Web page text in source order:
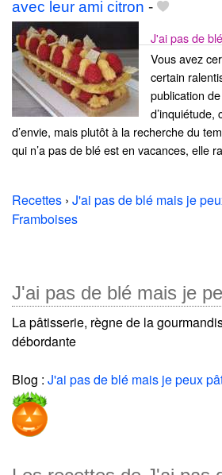
avec leur ami citron -
J'ai pas de
Vous avez
certain
publication
d’inquiétude,
d’envie, mais plutôt à la recherche du
qui n’a pas de blé est en vacances, elle
Recettes › J'ai pas de blé mais je
Framboises
J'ai pas de blé mais je
La pâtisserie, règne de la
débordante
Blog : J'ai pas de blé mais je peux